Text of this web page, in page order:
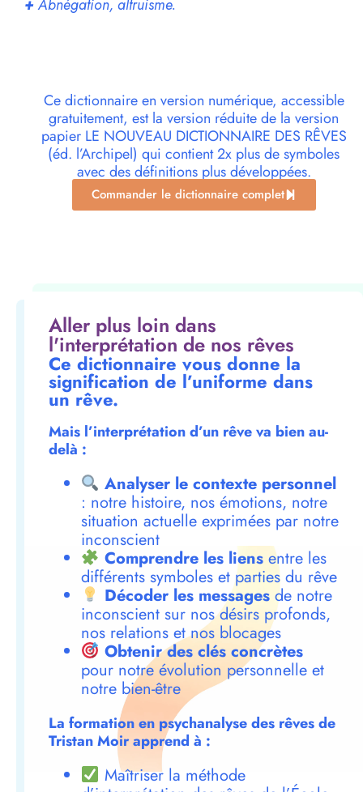
+Abnégation, altruisme.
Ce dictionnaire en version numérique, accessible
gratuitement, est la version réduite de la version
papier LE NOUVEAU DICTIONNAIRE DES RÊVES
(éd. l’Archipel) qui contient 2x plus de symboles
avec des définitions plus développées.
Commander le dictionnaire complet
Aller plus loin dans
l'interprétation de nos rêves
Ce dictionnaire vous donne la
signification de l’uniforme dans
un rêve.
Mais l’interprétation d’un rêve va bien au-
delà :
Analyser le contexte personnel
: notre histoire, nos émotions, notre
situation actuelle exprimées par notre
inconscient
Comprendre les liensentre les
différents symboles et parties du rêve
Décoder les messagesde notre
inconscient sur nos désirs profonds,
nos relations et nos blocages
Obtenir des clés concrètes
pour notre évolution personnelle et
notre bien-être
La formation en psychanalyse des rêves de
Tristan Moir apprend à :
Maîtriser la méthode